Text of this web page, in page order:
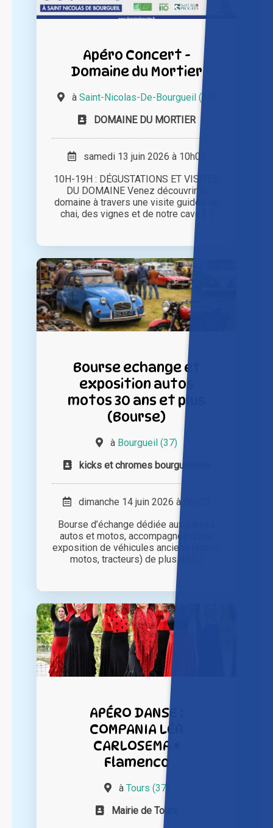
Apéro Concert -
Domaine du Mortier
à Saint-Nicolas-De-Bourgueil (37)
DOMAINE DU MORTIER
samedi 13 juin 2026 à 10h00
10H-19H : DÉGUSTATIONS ET VISITES
DU DOMAINE Venez découvrir le
domaine à travers une visite guidée du
chai, des vignes et de notre cave [...]
Bourse echange et
exposition autos
motos 30 ans et plus
(Bourse)
à Bourgueil (37)
kicks et chromes bourgueillois
dimanche 14 juin 2026 à 06h30
Bourse d’échange dédiée aux pièces
autos et motos, accompagnée d’une
exposition de véhicules anciens (autos,
motos, tracteurs) de plus de [...]
APÉRO DANSE :
COMPANIA LÉA
CARLOSEMA •
Flamenco
à Tours (37)
Mairie de Tours